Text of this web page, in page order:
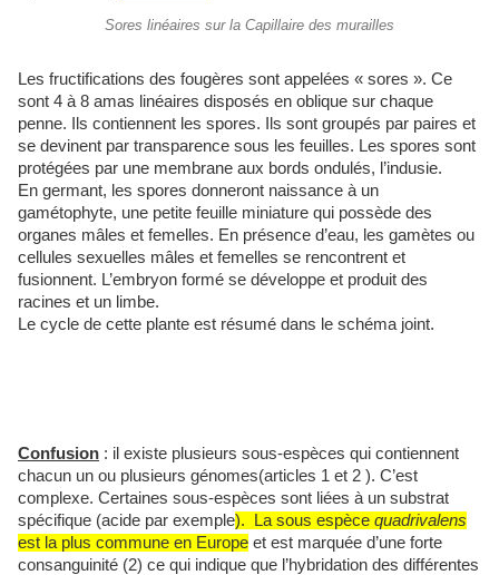
Sores linéaires sur la Capillaire des murailles
Les fructifications des fougères sont appelées « sores ». Ce
sont 4 à 8 amas linéaires disposés en oblique sur chaque
penne. Ils contiennent les spores. Ils sont groupés par paires et
se devinent par transparence sous les feuilles. Les spores sont
protégées par une membrane aux bords ondulés, l’indusie.
En germant, les spores donneront naissance à un
gamétophyte, une petite feuille miniature qui possède des
organes mâles et femelles. En présence d’eau, les gamètes ou
cellules sexuelles mâles et femelles se rencontrent et
fusionnent. L’embryon formé se développe et produit des
racines et un limbe.
Le cycle de cette plante est résumé dans le schéma joint.
Confusion : il existe plusieurs sous-espèces qui contiennent
chacun un ou plusieurs génomes(articles 1 et 2 ). C’est
complexe. Certaines sous-espèces sont liées à un substrat
spécifique (acide par exemple). La sous espèce quadrivalens
est la plus commune en Europe et est marquée d’une forte
consanguinité (2) ce qui indique que l’hybridation des différentes